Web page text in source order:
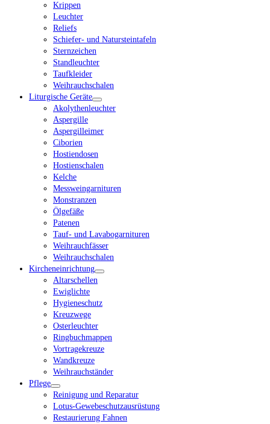
Krippen
Leuchter
Reliefs
Schiefer- und Natursteintafeln
Sternzeichen
Standleuchter
Taufkleider
Weihrauchschalen
Liturgische Geräte
Akolythenleuchter
Aspergille
Aspergilleimer
Ciborien
Hostiendosen
Hostienschalen
Kelche
Messweingarnituren
Monstranzen
Ölgefäße
Patenen
Tauf- und Lavabogarnituren
Weihrauchfässer
Weihrauchschalen
Kircheneinrichtung
Altarschellen
Ewiglichte
Hygieneschutz
Kreuzwege
Osterleuchter
Ringbuchmappen
Vortragekreuze
Wandkreuze
Weihrauchständer
Pflege
Reinigung und Reparatur
Lotus-Gewebeschutzausrüstung
Restaurierung Fahnen